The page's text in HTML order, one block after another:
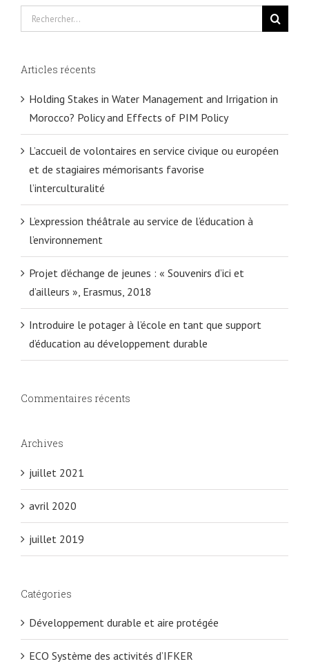
Rechercher
Articles récents
Holding Stakes in Water Management and Irrigation in
Morocco? Policy and Effects of PIM Policy
L’accueil de volontaires en service civique ou européen
et de stagiaires mémorisants favorise
l’interculturalité
L’expression théâtrale au service de l’éducation à
l’environnement
Projet d’échange de jeunes : « Souvenirs d’ici et
d’ailleurs », Erasmus, 2018
Introduire le potager à l’école en tant que support
d’éducation au développement durable
Commentaires récents
Archives
juillet 2021
avril 2020
juillet 2019
Catégories
Développement durable et aire protégée
ECO Système des activités d’IFKER